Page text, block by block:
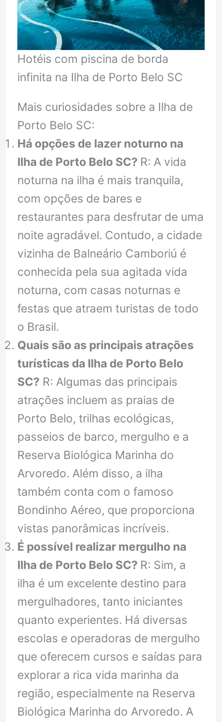
Hotéis com piscina de borda
infinita na Ilha de Porto Belo SC
Mais curiosidades sobre a Ilha de
Porto Belo SC:
Há opções de lazer noturno na
Ilha de Porto Belo SC? R: A vida
noturna na ilha é mais tranquila,
com opções de bares e
restaurantes para desfrutar de uma
noite agradável. Contudo, a cidade
vizinha de Balneário Camboriú é
conhecida pela sua agitada vida
noturna, com casas noturnas e
festas que atraem turistas de todo
o Brasil.
Quais são as principais atrações
turísticas da Ilha de Porto Belo
SC? R: Algumas das principais
atrações incluem as praias de
Porto Belo, trilhas ecológicas,
passeios de barco, mergulho e a
Reserva Biológica Marinha do
Arvoredo. Além disso, a ilha
também conta com o famoso
Bondinho Aéreo, que proporciona
vistas panorâmicas incríveis.
É possível realizar mergulho na
Ilha de Porto Belo SC? R: Sim, a
ilha é um excelente destino para
mergulhadores, tanto iniciantes
quanto experientes. Há diversas
escolas e operadoras de mergulho
que oferecem cursos e saídas para
explorar a rica vida marinha da
região, especialmente na Reserva
Biológica Marinha do Arvoredo. A